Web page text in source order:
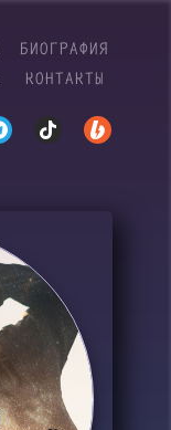
БИОГРАФИЯ
КОНТАКТЫ